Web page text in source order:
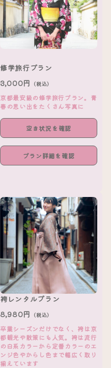
修学旅行プラン
3,000円 （税込）
京都最安級の修学旅行プラン。青
春の思い出をたくさん写真に
空き状況を確認
プラン詳細を確認
袴レンタルプラン
8,980円 （税込）
卒業シーズンだけでなく、袴は京
都観光や散策にも人気。袴は流行
の白系カラーから定番カラーのエ
ンジ色やからし色まで幅広く取り
揃えています